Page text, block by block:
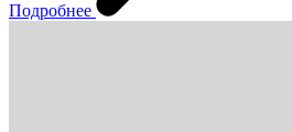
Подробнее